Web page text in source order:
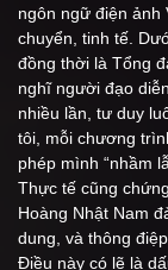
ngôn ngữ điện ảnh
chuyển, tinh tế.
đồng thời là Tổng
nghĩ người đạo
nhiều lần, tư duy
tôi, mỗi chương
phép mình “nhầm
Thực tế cũng
Hoàng Nhật Nam
dung, và thông
Điều này có lẽ là